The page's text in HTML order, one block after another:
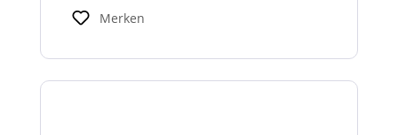
Merken